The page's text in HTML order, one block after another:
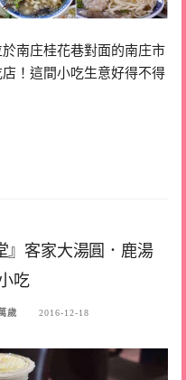
南庄桂花巷對面的南庄市
！這間小吃生意好得不得
』客家大湯圓．鹿湯
吃
歲 2016-12-18